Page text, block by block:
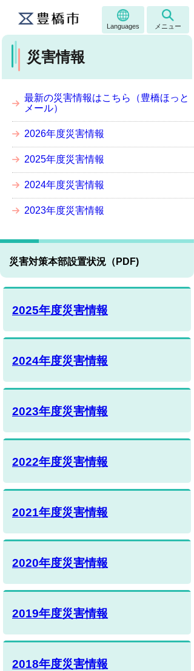
Languages メニュー
災害情報
最新の災害情報はこちら（豊橋ほっと
メール）
2026年度災害情報
2025年度災害情報
2024年度災害情報
2023年度災害情報
災害対策本部設置状況（PDF)
2025年度災害情報
2024年度災害情報
2023年度災害情報
2022年度災害情報
2021年度災害情報
2020年度災害情報
2019年度災害情報
2018年度災害情報